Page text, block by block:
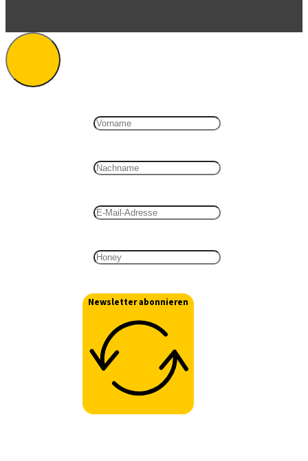
Newsletter abonnieren